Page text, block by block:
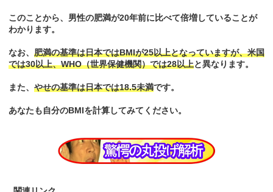
このことから、男性の肥満が20年前に比べて倍増していることが
わかります。
なお、 肥満の基準は日本ではBMIが25以上となっていますが、米国
では30以上、WHO（世界保健機関）では28以上と異なります。
また、 やせの基準は日本では18.5未満です。
あなたも自分のBMIを計算してみてください。